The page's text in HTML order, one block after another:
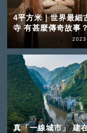
4平方米｜世界最細
寺 有甚麼傳奇故事
真「一線城市」 建